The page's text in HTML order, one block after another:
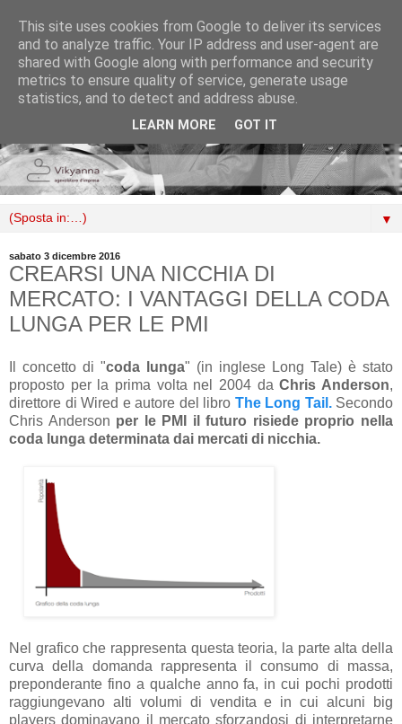
▼
sabato 3 dicembre 2016
CREARSI UNA NICCHIA DI
MERCATO: I VANTAGGI DELLA CODA
LUNGA PER LE PMI
Il concetto di "coda lunga" (in inglese Long Tale) è stato
proposto per la prima volta nel 2004 daChris Anderson,
direttore di Wired e autore del libro The Long Tail.Secondo
Chris Anderson per le PMI il futuro risiede proprio nella
coda lunga determinata dai mercati di nicchia.
Nel grafico che rappresenta questa teoria, la parte alta della
curva della domanda rappresenta il consumo di massa,
preponderante fino a qualche anno fa, in cui pochi prodotti
raggiungevano alti volumi di vendita e in cui alcuni big
players dominavano il mercato sforzandosi di interpretarne
This site uses cookies from Google to deliver its services
and to analyze traffic. Your IP address and user-agent are
shared with Google along with performance and security
metrics to ensure quality of service, generate usage
statistics, and to detect and address abuse.
LEARN MORE GOT IT